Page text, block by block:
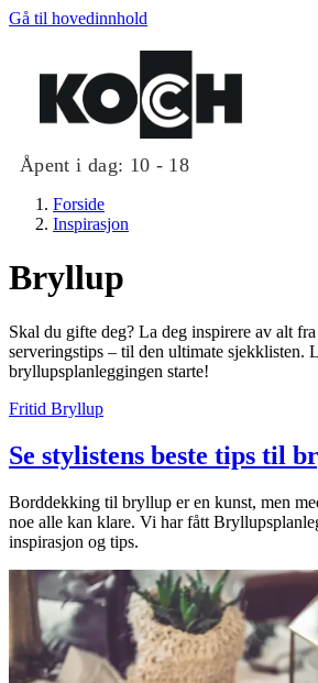
Gå til hovedinnhold
Åpent i dag: 10 - 18
Butikker
Mat og drikke
Helse
Aktiviteter
Merker
Inspirasjon
Søk
Forside
Inspirasjon
Bryllup
Skal du gifte deg? La deg inspirere av alt
serveringstips – til den ultimate sjekklisten.
bryllupsplanleggingen starte!
Fritid Bryllup
Se stylistens beste tips til
Borddekking til bryllup er en kunst, men
noe alle kan klare. Vi har fått
inspirasjon og tips.